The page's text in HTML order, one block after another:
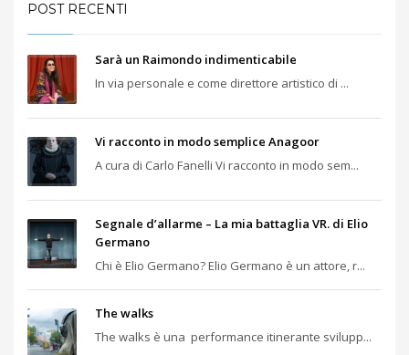
POST RECENTI
Sarà un Raimondo indimenticabile
In via personale e come direttore artistico di ...
Vi racconto in modo semplice Anagoor
A cura di Carlo Fanelli Vi racconto in modo sem...
Segnale d’allarme – La mia battaglia VR. di Elio
Germano
Chi è Elio Germano? Elio Germano è un attore, r...
The walks
The walks è una performance itinerante svilupp...